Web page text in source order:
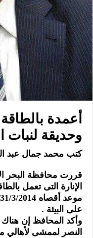
أعمدة
وحديقة لنبات
كتب محمد جمال عبد
قررت محافظة البحر
الإنارة التى تعمل
على البيئة .
وأكد المحافظ إن
النصر لممشى لأهالي